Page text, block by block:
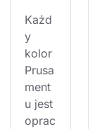
Każd
y
kolor
Prusa
ment
u jest
oprac